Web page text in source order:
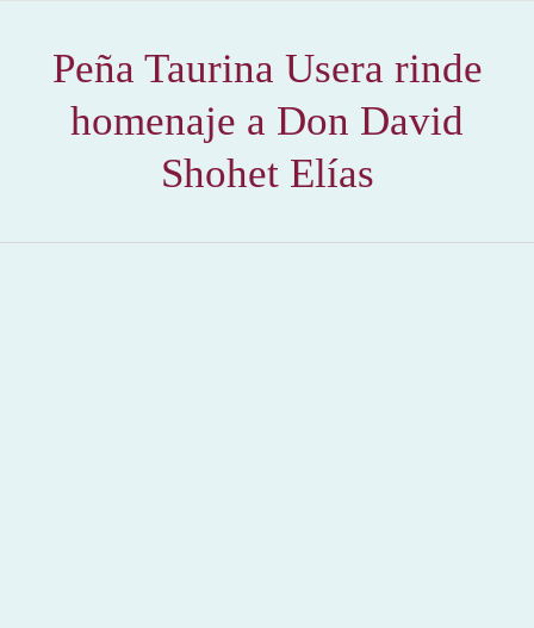
Peña Taurina Usera rinde
homenaje a Don David
Shohet Elías